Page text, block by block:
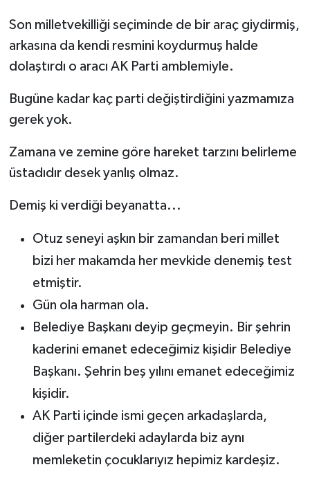
Son milletvekilliği seçiminde de bir araç giydirmiş,
arkasına da kendi resmini koydurmuş halde
dolaştırdı o aracı AK Parti amblemiyle.
Bugüne kadar kaç parti değiştirdiğini yazmamıza
gerek yok.
Zamana ve zemine göre hareket tarzını belirleme
üstadıdır desek yanlış olmaz.
Demiş ki verdiği beyanatta...
Otuz seneyi aşkın bir zamandan beri millet
bizi her makamda her mevkide denemiş test
etmiştir.
Gün ola harman ola.
Belediye Başkanı deyip geçmeyin. Bir şehrin
kaderini emanet edeceğimiz kişidir Belediye
Başkanı. Şehrin beş yılını emanet edeceğimiz
kişidir.
AK Parti içinde ismi geçen arkadaşlarda,
diğer partilerdeki adaylarda biz aynı
memleketin çocuklarıyız hepimiz kardeşiz.